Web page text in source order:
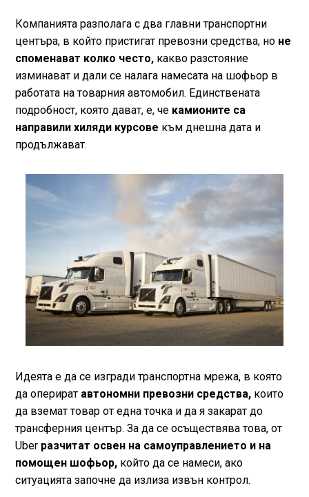
Компанията разполага с два главни транспортни
центъра, в който пристигат превозни средства, но не
споменават колко често,какво разстояние
изминават и дали се налага намесата на шофьор в
работата на товарния автомобил. Единствената
подробност, която дават, е, че камионите са
направили хиляди курсове към днешна дата и
продължават.
Идеята е да се изгради транспортна мрежа, в която
да оперират автономни превозни средства,които
да вземат товар от една точка и да я закарат до
трансферния център. За да се осъществява това, от
Uber разчитат освен на самоуправлението и на
помощен шофьор,който да се намеси, ако
ситуацията започне да излиза извън контрол.